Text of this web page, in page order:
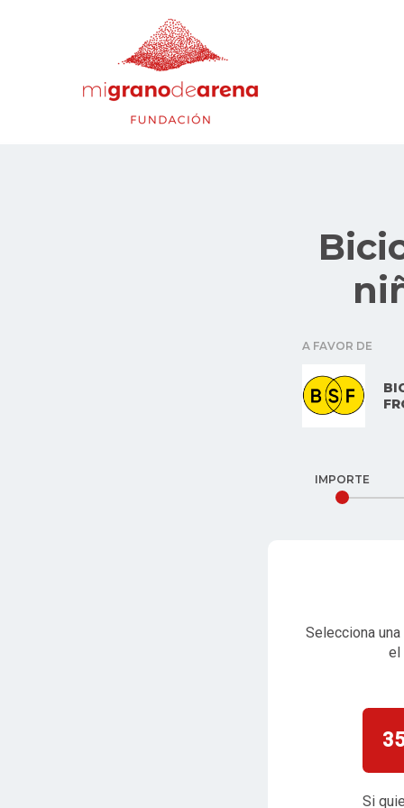
A FAVOR DE
IMPORTE
Selecciona
el
Si